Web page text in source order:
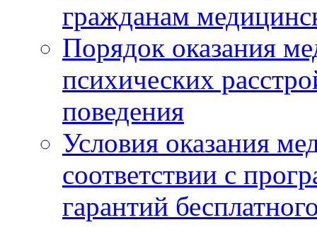
гражданам
Порядок оказания
психических
поведения
Условия оказания
соответствии с
гарантий